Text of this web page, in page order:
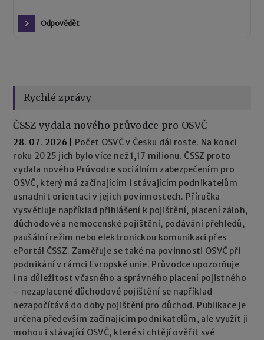
Odpovědět
Rychlé zprávy
ČSSZ vydala nového průvodce pro OSVČ
28. 07. 2026
Počet OSVČ v Česku dál roste. Na konci
roku 2025 jich bylo více než 1,17 milionu. ČSSZ proto
vydala nového Průvodce sociálním zabezpečením pro
OSVČ, který má začínajícím i stávajícím podnikatelům
usnadnit orientaci v jejich povinnostech. Příručka
vysvětluje například přihlášení k pojištění, placení záloh,
důchodové a nemocenské pojištění, podávání přehledů,
paušální režim nebo elektronickou komunikaci přes
ePortál ČSSZ. Zaměřuje se také na povinnosti OSVČ při
podnikání v rámci Evropské unie. Průvodce upozorňuje
i na důležitost včasného a správného placení pojistného
– nezaplacené důchodové pojištění se například
nezapočítává do doby pojištění pro důchod. Publikace je
určena především začínajícím podnikatelům, ale využít ji
mohou i stávající OSVČ, které si chtějí ověřit své